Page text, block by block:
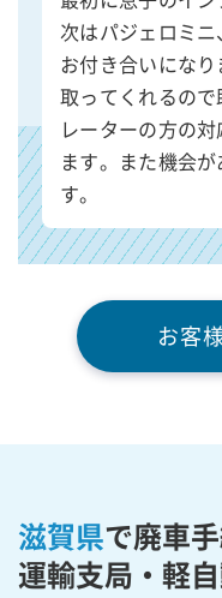
次はパジェロミ
お付き合いにな
取ってくれるの
レーターの方の
ます。また機会
す。
お客
滋賀県で廃車
運輸支局・軽